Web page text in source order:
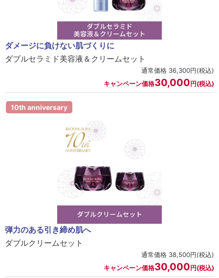
ダメージに負けない肌づくりに
ダブルセラミド美容液＆クリームセット
通常価格 36,300円(税込)
キャンペーン価格30,000円(税込)
10th anniversary
弾力のある引き締め肌へ
ダブルクリームセット
通常価格 38,500円(税込)
キャンペーン価格30,000円(税込)